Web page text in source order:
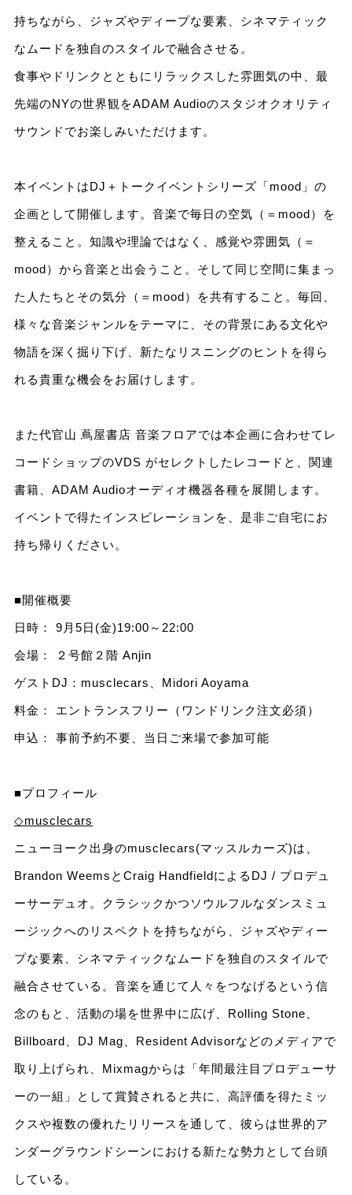
持ちながら、ジャズやディープな要素、シネマティック
なムードを独自のスタイルで融合させる。
食事やドリンクとともにリラックスした雰囲気の中、最
先端のNYの世界観をADAM Audioのスタジオクオリティ
サウンドでお楽しみいただけます。
本イベントはDJ＋トークイベントシリーズ「mood」の
企画として開催します。音楽で毎日の空気（＝mood）を
整えること。知識や理論ではなく、感覚や雰囲気（＝
mood）から音楽と出会うこと。そして同じ空間に集まっ
た人たちとその気分（＝mood）を共有すること。毎回、
様々な音楽ジャンルをテーマに、その背景にある文化や
物語を深く掘り下げ、新たなリスニングのヒントを得ら
れる貴重な機会をお届けします。
また代官山 蔦屋書店 音楽フロアでは本企画に合わせてレ
コードショップのVDS がセレクトしたレコードと、関連
書籍、ADAM Audioオーディオ機器各種を展開します。
イベントで得たインスピレーションを、是非ご自宅にお
持ち帰りください。
■開催概要
日時： 9月5日(金)19:00～22:00
会場： ２号館２階 Anjin
ゲストDJ：musclecars、Midori Aoyama
料金： エントランスフリー（ワンドリンク注文必須）
申込： 事前予約不要、当日ご来場で参加可能
■プロフィール
◇musclecars
ニューヨーク出身のmusclecars(マッスルカーズ)は、
Brandon WeemsとCraig HandfieldによるDJ / プロデュ
ーサーデュオ。クラシックかつソウルフルなダンスミュ
ージックへのリスペクトを持ちながら、ジャズやディー
プな要素、シネマティックなムードを独自のスタイルで
融合させている。音楽を通じて人々をつなげるという信
念のもと、活動の場を世界中に広げ、Rolling Stone、
Billboard、DJ Mag、Resident Advisorなどのメディアで
取り上げられ、Mixmagからは「年間最注目プロデューサ
ーの一組」として賞賛されると共に、高評価を得たミッ
クスや複数の優れたリリースを通して、彼らは世界的ア
ンダーグラウンドシーンにおける新たな勢力として台頭
している。